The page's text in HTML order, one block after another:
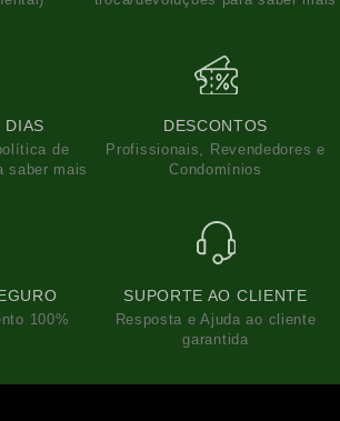
DIAS
de
saber mais
DESCONTOS
Profissionais, Revendedores e
Condomínios
100%
SUPORTE AO CLIENTE
Resposta e Ajuda ao cliente
garantida